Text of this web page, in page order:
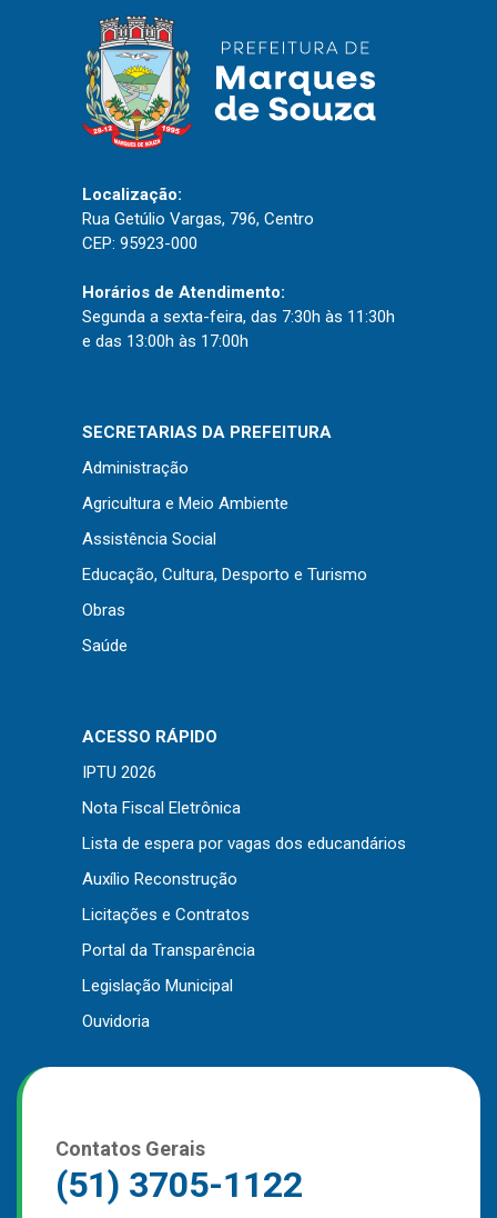
Localização:
Rua Getúlio Vargas, 796, Centro
CEP: 95923-000
Horários de Atendimento:
Segunda a sexta-feira, das 7:30h às 11:30h
e das 13:00h às 17:00h
SECRETARIAS DA PREFEITURA
Administração
Agricultura e Meio Ambiente
Assistência Social
Educação, Cultura, Desporto e Turismo
Obras
Saúde
ACESSO RÁPIDO
IPTU 2026
Nota Fiscal Eletrônica
Lista de espera por vagas dos educandários
Auxílio Reconstrução
Licitações e Contratos
Portal da Transparência
Legislação Municipal
Ouvidoria
Contatos Gerais
(51) 3705-1122